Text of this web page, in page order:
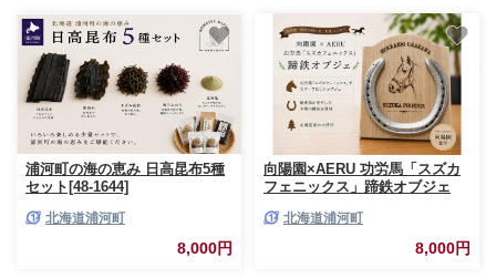
浦河町の海の恵み 日高昆布5種
セット[48-1644]
北海道浦河町
8,000円
向陽園×AERU 功労馬「スズカ
フェニックス」蹄鉄オブジェ
北海道浦河町
8,000円